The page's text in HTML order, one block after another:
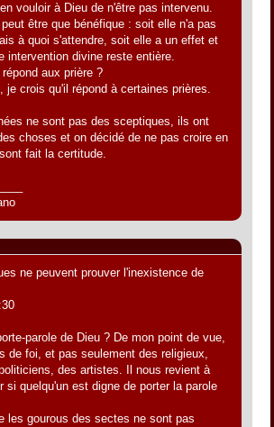
vouloir à Dieu de n'être pas intervenu.
être que bénéfique : soit elle n'a pas
à quoi s'attendre, soit elle a un effet et
intervention divine reste entière.
aux prière ?
je crois qu'il répond à certaines prières.
ne sont pas des sceptiques, ils ont
choses et on décidé de ne pas croire en
fait la certitude.
ne peuvent prouver l'inexistence de
parole de Dieu ? De mon point de vue,
de foi, et pas seulement des religieux,
des artistes. Il nous revient à
si quelqu'un est digne de porter la parole
les gourous des sectes ne sont pas